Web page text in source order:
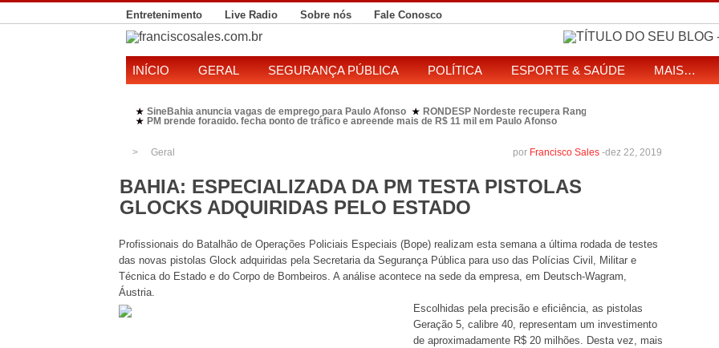
Entretenimento Live Radio Sobre nós Fale Conosco
INÍCIO GERAL SEGURANÇA PÚBLICA POLÍTICA ESPORTE & SAÚDE MAIS…
★ SineBahia anuncia vagas de emprego para Paulo Afonso ★ RONDESP Nordeste recupera Range Rover com restrição por
★ PM prende foragido, fecha ponto de tráfico e apreende mais de R$ 11 mil em Paulo Afonso
Geral dez 22, 2019
por Francisco Sales -
BAHIA: ESPECIALIZADA DA PM TESTA PISTOLAS
GLOCKS ADQUIRIDAS PELO ESTADO
Profissionais do Batalhão de Operações Policiais Especiais (Bope) realizam esta semana a última rodada de testes
das novas pistolas Glock adquiridas pela Secretaria da Segurança Pública para uso das Polícias Civil, Militar e
Técnica do Estado e do Corpo de Bombeiros. A análise acontece na sede da empresa, em Deutsch-Wagram,
Áustria.
Escolhidas pela precisão e eficiência, as pistolas
Geração 5, calibre 40, representam um investimento
de aproximadamente R$ 20 milhões. Desta vez, mais